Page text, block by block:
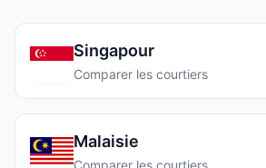
Singapour
Comparer les courtiers
Malaisie
Comparer les courtiers